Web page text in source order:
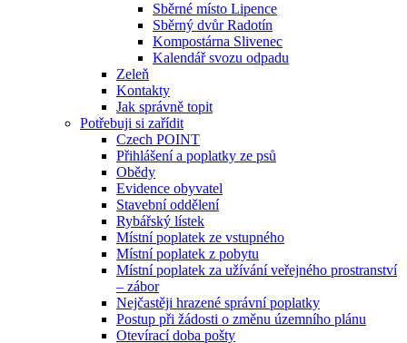
Sběrné místo Lipence
Sběrný dvůr Radotín
Kompostárna Slivenec
Kalendář svozu odpadu
Zeleň
Kontakty
Jak správně topit
Potřebuji si zařídit
Czech POINT
Přihlášení a poplatky ze psů
Obědy
Evidence obyvatel
Stavební oddělení
Rybářský lístek
Místní poplatek ze vstupného
Místní poplatek z pobytu
Místní poplatek za užívání veřejného prostranství
– zábor
Nejčastěji hrazené správní poplatky
Postup při žádosti o změnu územního plánu
Otevírací doba pošty